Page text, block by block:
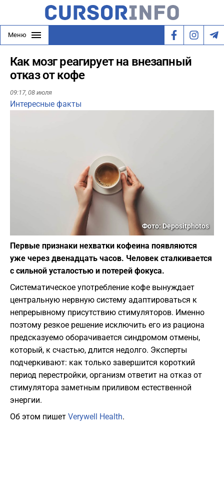
Меню
Как мозг реагирует на внезапный
отказ от кофе
09:17, 08 июля
Интересные факты
Фото: Depositphotos
Первые признаки нехватки кофеина появляются
уже через двенадцать часов. Человек сталкивается
с сильной усталостью и потерей фокуса.
Систематическое употребление кофе вынуждает
центральную нервную систему адаптироваться к
непрерывному присутствию стимуляторов. Именно
поэтому резкое решение исключить его из рациона
предсказуемо оборачивается синдромом отмены,
который, к счастью, длится недолго. Эксперты
подчеркивают: как только завершится короткий
период перестройки, организм ответит на отказ от
стимулятора заметным приливом естественной
энергии.
Об этом пишет Verywell Health.